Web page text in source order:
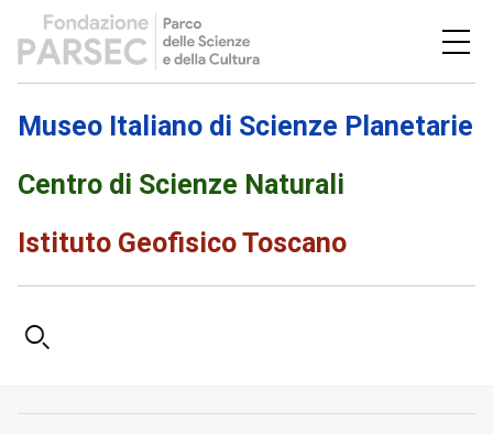
Museo Italiano di Scienze Planetarie
Centro di Scienze Naturali
Istituto Geofisico Toscano